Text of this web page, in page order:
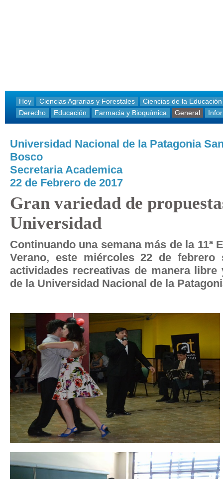
Hoy Ciencias Agrarias y Forestales
Ciencias de la Educación
Derecho
Educación Farmacia y Bioquímica General
Universidad Nacional de la Patagonia
Bosco
Secretaria Academica
22 de Febrero de 2017
Gran variedad de
Universidad
Continuando una semana más de la 11ª
Verano, este miércoles 22 de
actividades recreativas de manera
de la Universidad Nacional de la